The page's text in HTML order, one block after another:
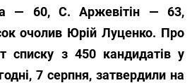
— 60, С. Аржевітін — 63,
очолив Юрій Луценко. Про
списку з 450 кандидатів у
7 серпня, затвердили на